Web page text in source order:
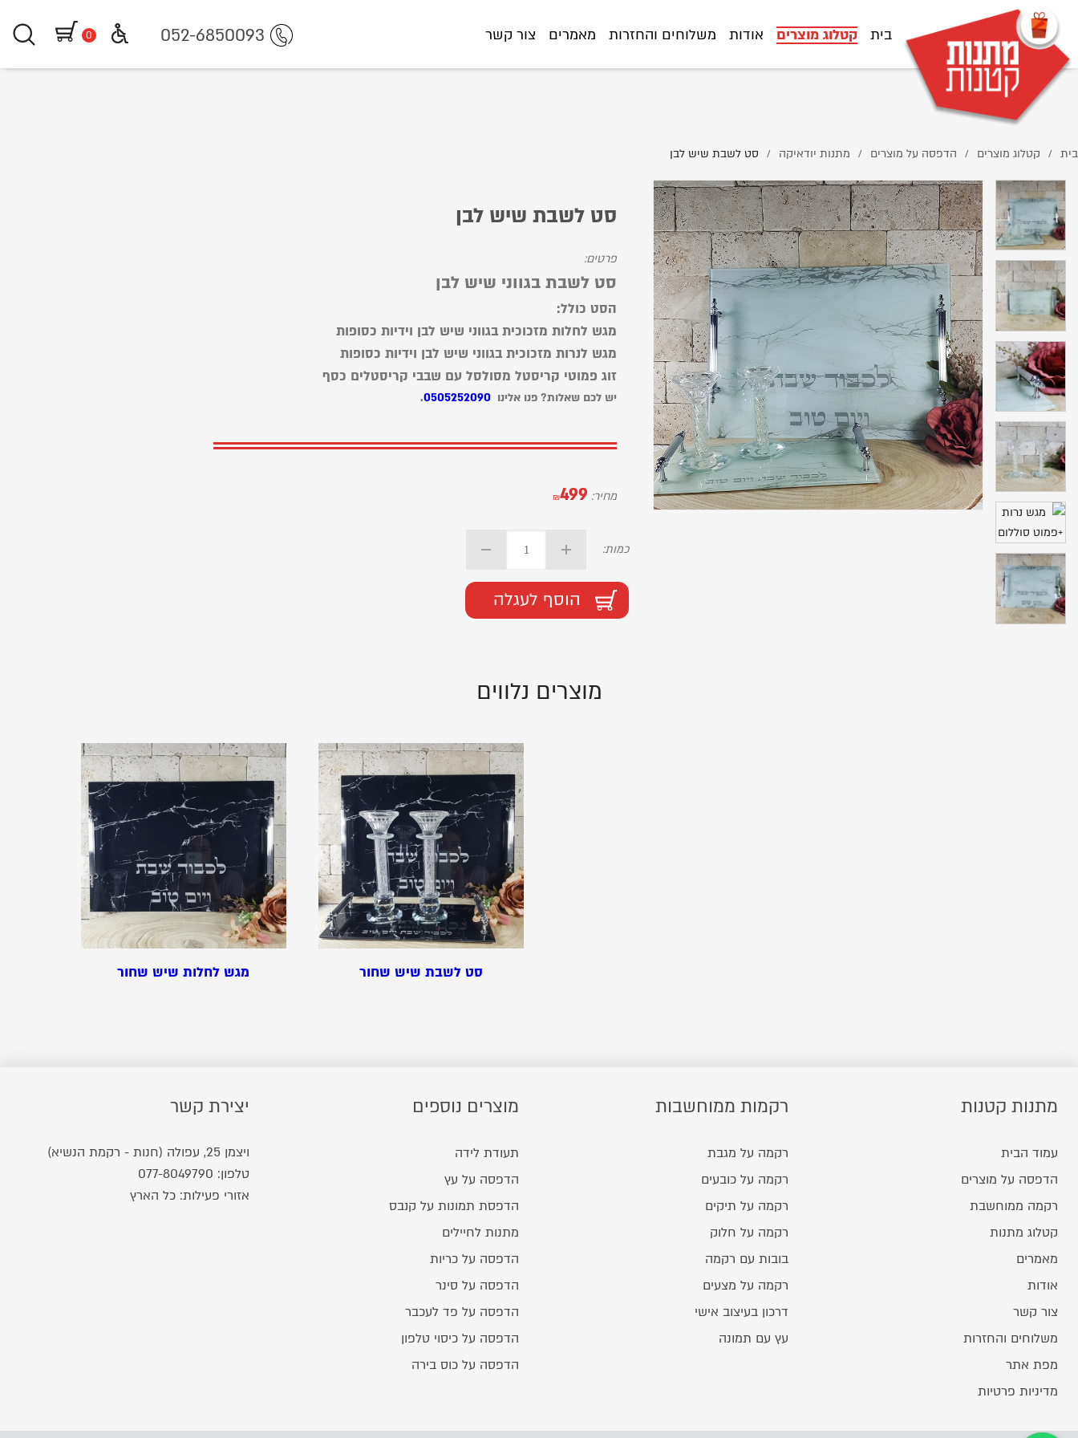
https://www.littlegifts.co.il/%D7%A1%D7%98-%D7%9C%D7%A9%D7%91%D7%AA-%D7%A9%D7%99%D7%A9-%D7%9C%D7%91%D7%9F/
בית קטלוג מוצרים אודות משלוחים והחזרות מאמרים צור קשר 0 052-6850093
בית / קטלוג מוצרים / הדפסה על מוצרים / מתנות יודאיקה / סט לשבת שיש לבן
סט לשבת שיש לבן
פרטים:
סט לשבת בגווני שיש לבן
הסט כולל:
מגש לחלות מזכוכית בגווני שיש לבן וידיות כסופות
מגש לנרות מזכוכית בגווני שיש לבן וידיות כסופות
זוג פמוטי קריסטל מסולסל עם שבבי קריסטלים כסף
יש לכם שאלות? פנו אלינו 0505252090
.
מחיר: 499
₪
כמות:
הוסף לעגלה
מוצרים נלווים
מגש לחלות שיש שחור סט לשבת שיש שחור
מתנות קטנות
עמוד הבית
הדפסה על מוצרים
רקמה ממוחשבת
קטלוג מתנות
מאמרים
אודות
צור קשר
משלוחים והחזרות
מפת אתר
מדיניות פרטיות
רקמות ממוחשבות
רקמה על מגבת
רקמה על כובעים
רקמה על תיקים
רקמה על חלוק
בובות עם רקמה
רקמה על מצעים
דרכון בעיצוב אישי
עץ עם תמונה
מוצרים נוספים
תעודת לידה
הדפסה על עץ
הדפסת תמונות על קנבס
מתנות לחיילים
הדפסה על כריות
הדפסה על סינר
הדפסה על פד לעכבר
הדפסה על כיסוי טלפון
הדפסה על כוס בירה
יצירת קשר
ויצמן 25, עפולה (חנות - רקמת הנשיא)
טלפון: 077-8049790
אזורי פעילות: כל הארץ